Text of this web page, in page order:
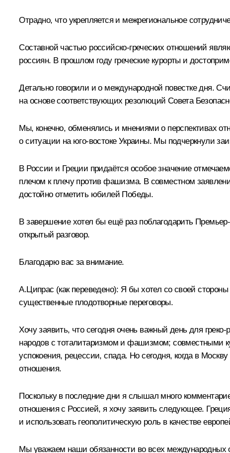
Отрадно, что укрепляется и межрегиональное
Составной частью российско-греческих отношений
россиян. В прошлом году греческие курорты и
Детально говорили и о международной повестке дня.
на основе соответствующих резолюций Совета
Мы, конечно, обменялись и мнениями о перспективах
о ситуации на юго-востоке Украины. Мы подчеркнули
В России и Греции придаётся особое значение
плечом к плечу против фашизма. В совместном
достойно отметить юбилей Победы.
В завершение хотел бы ещё раз поблагодарить
открытый разговор.
Благодарю вас за внимание.
А.Ципрас (как переведено): Я бы хотел со своей
существенные плодотворные переговоры.
Хочу заявить, что сегодня очень важный день для
народов с тоталитаризмом и фашизмом; совместными
успокоения, рецессии, спада. Но сегодня, когда в
отношения.
Поскольку в последние дни я слышал много
отношения с Россией, я хочу заявить следующее.
и использовать геополитическую роль в качестве
Мы уважаем наши обязанности во всех международных